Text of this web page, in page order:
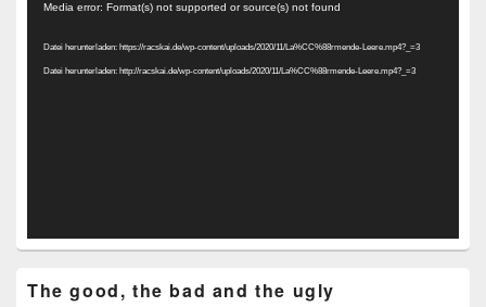
Video-
Media error: Format(s) not supported or source(s) not found
Datei herunterladen: https://racskai.de/wp-content/uploads/2020/11/La%CC%88rmende-Leere.mp4?_=3
Datei herunterladen: http://racskai.de/wp-content/uploads/2020/11/La%CC%88rmende-Leere.mp4?_=3
The good, the bad and the ugly